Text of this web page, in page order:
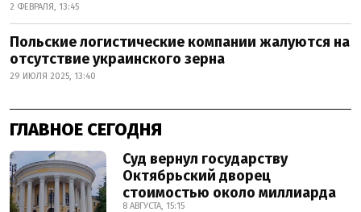
2 ФЕВРАЛЯ, 13:45
Польские логистические компании жалуются на
отсутствие украинского зерна
29 ИЮЛЯ 2025, 13:40
ГЛАВНОЕ СЕГОДНЯ
Суд вернул государству
Октябрьский дворец
стоимостью около миллиарда
8 АВГУСТА, 15:15